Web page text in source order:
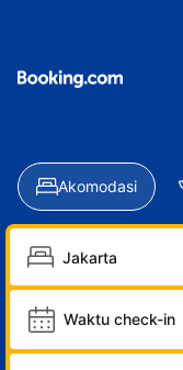
Akomodasi
Waktu check-in